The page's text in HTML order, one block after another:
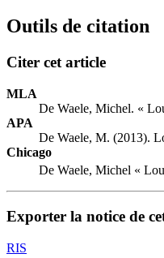
Outils de citation
Citer cet article
MLA
De Waele, Michel. «
APA
De Waele, M. (2013).
Chicago
De Waele, Michel «
Exporter la notice de
RIS